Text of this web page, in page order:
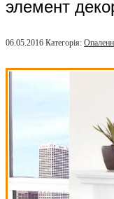
элемент
06.05.2016 Категорія: